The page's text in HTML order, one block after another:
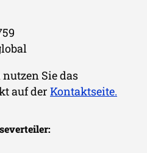
Sie das
auf der Kontaktseite.